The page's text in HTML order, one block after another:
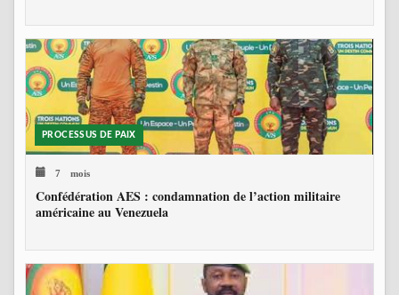
PROCESSUS DE PAIX
7 mois
Confédération AES : condamnation de l’action militaire
américaine au Venezuela